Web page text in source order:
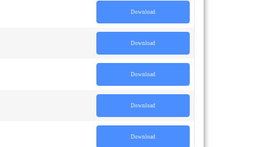
Download
Download
Download
Download
Download